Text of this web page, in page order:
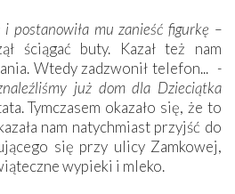
i postanowiła mu zanieść figurkę –
ściągać buty. Kazał też nam
Wtedy zadzwonił telefon... -
już dom dla Dzieciątka
Tymczasem okazało się, że to
nam natychmiast przyjść do
się przy ulicy Zamkowej,
wypieki i mleko.